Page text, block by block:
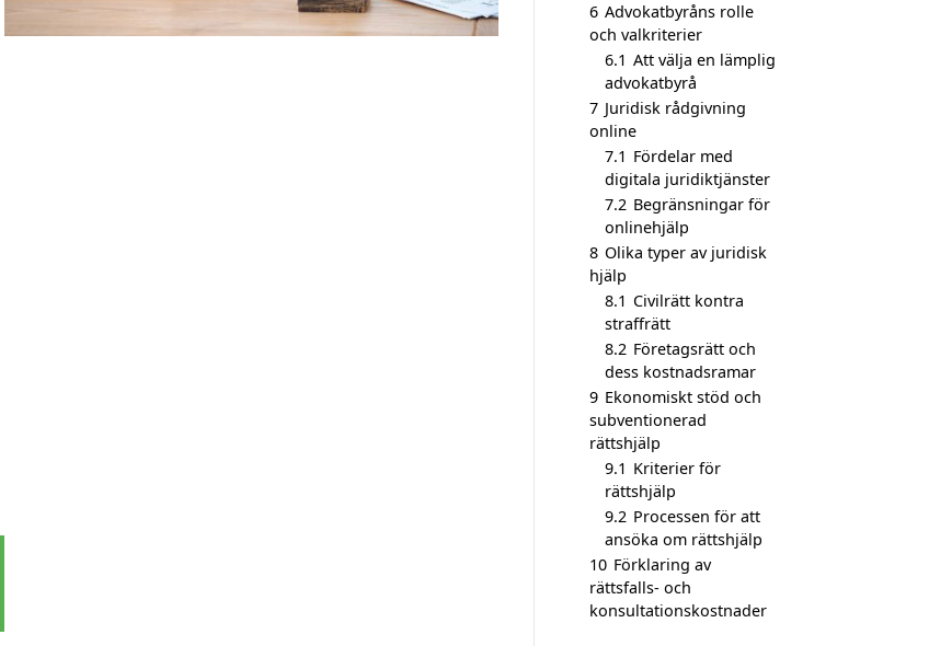
6 Advokatbyråns rolle
och valkriterier
6.1 Att välja en lämplig
advokatbyrå
7 Juridisk rådgivning
online
7.1 Fördelar med
digitala juridiktjänster
7.2 Begränsningar för
onlinehjälp
8 Olika typer av juridisk
hjälp
8.1 Civilrätt kontra
straffrätt
8.2 Företagsrätt och
dess kostnadsramar
9 Ekonomiskt stöd och
subventionerad
rättshjälp
9.1 Kriterier för
rättshjälp
9.2 Processen för att
ansöka om rättshjälp
10 Förklaring av
rättsfalls- och
konsultationskostnader